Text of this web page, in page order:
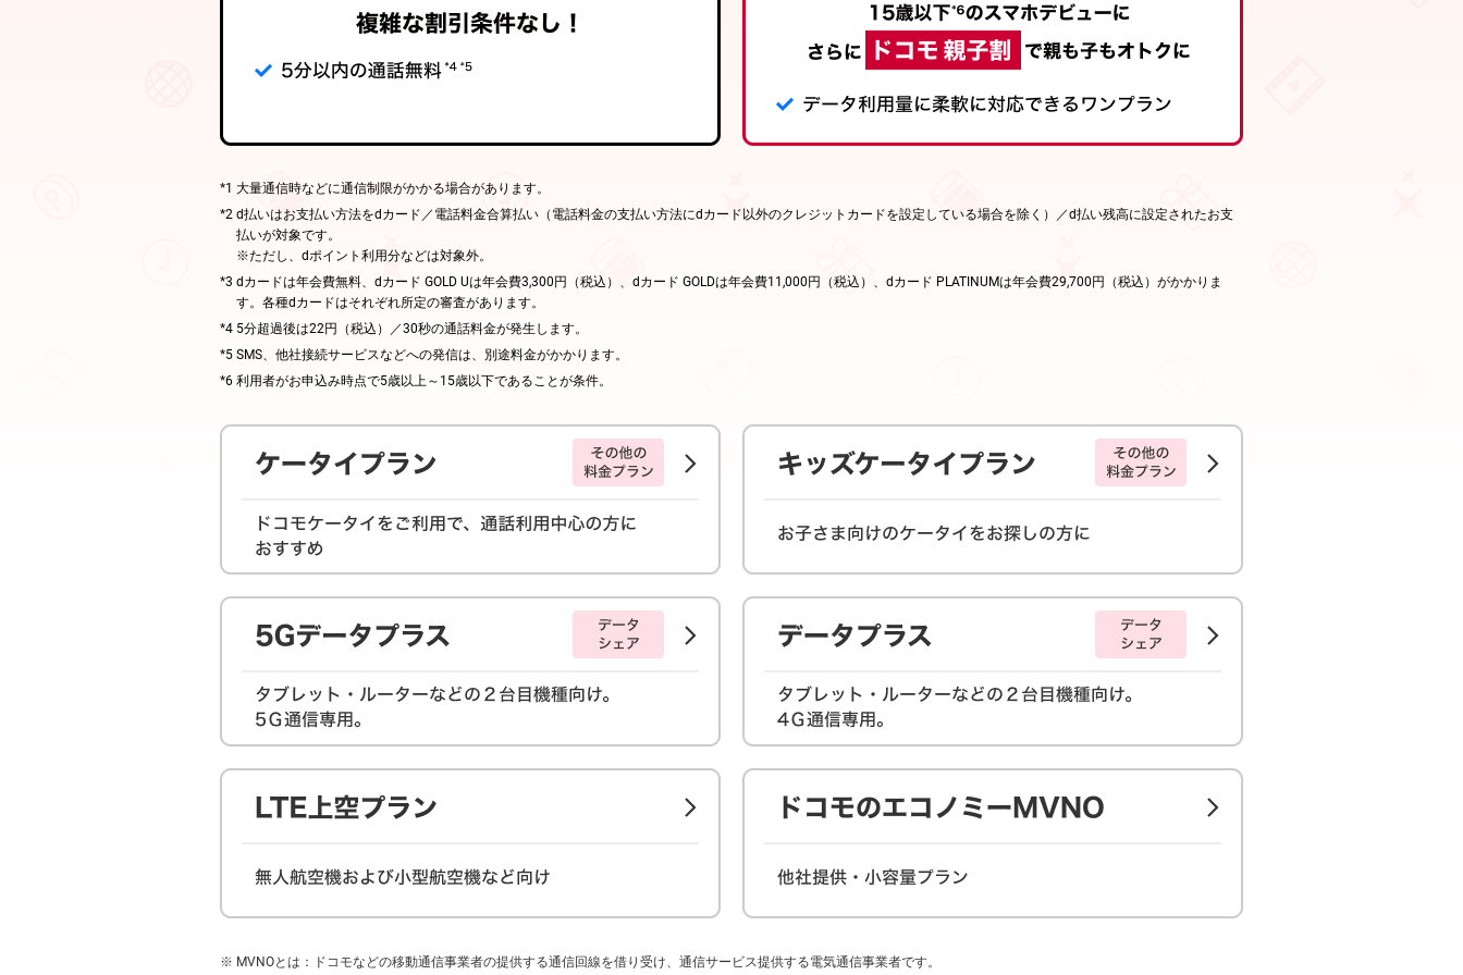
大量通信時などに通信制限がかかる場合があります。
d払いはお支払い方法をdカード／電話料金合算払い（電話料金の支払い方法にdカード以外のクレジットカードを設定している場合を除く）／d払い残高に設定されたお支
払いが対象です。
※ただし、dポイント利用分などは対象外。
dカードは年会費無料、dカード GOLD Uは年会費3,300円（税込）、dカード GOLDは年会費11,000円（税込）、dカード PLATINUMは年会費29,700円（税込）がかかりま
す。各種dカードはそれぞれ所定の審査があります。
5分超過後は22円（税込）／30秒の通話料金が発生します。
SMS、他社接続サービスなどへの発信は、別途料金がかかります。
利用者がお申込み時点で5歳以上～15歳以下であることが条件。
MVNOとは：ドコモなどの移動通信事業者の提供する通信回線を借り受け、通信サービス提供する電気通信事業者です。